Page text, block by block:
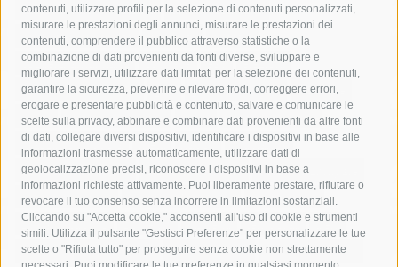
contenuti, utilizzare profili per la selezione di contenuti personalizzati,
misurare le prestazioni degli annunci, misurare le prestazioni dei
contenuti, comprendere il pubblico attraverso statistiche o la
combinazione di dati provenienti da fonti diverse, sviluppare e
migliorare i servizi, utilizzare dati limitati per la selezione dei contenuti,
garantire la sicurezza, prevenire e rilevare frodi, correggere errori,
erogare e presentare pubblicità e contenuto, salvare e comunicare le
scelte sulla privacy, abbinare e combinare dati provenienti da altre fonti
di dati, collegare diversi dispositivi, identificare i dispositivi in base alle
informazioni trasmesse automaticamente, utilizzare dati di
geolocalizzazione precisi, riconoscere i dispositivi in base a
informazioni richieste attivamente. Puoi liberamente prestare, rifiutare o
revocare il tuo consenso senza incorrere in limitazioni sostanziali.
Cliccando su "Accetta cookie," acconsenti all'uso di cookie e strumenti
simili. Utilizza il pulsante "Gestisci Preferenze" per personalizzare le tue
scelte o "Rifiuta tutto" per proseguire senza cookie non strettamente
castellammare di stabia
circumvesuviana
comune di sorrento
concerto
contagi
costiera amalfitana
covid-19 eav
elezioni
fondazione sorrento
gori guardia costiera
incidente
lavori
lorenzo balducelli mare
massa lubrense
massimo coppola
Meta napoli
ordinanza
penisola sorrentina
piano di sorrento
polizia municipale
protezione civile
Regione Campania
sant'agnello
sindaco cuomo
sorrento studenti temporali
treni
turismo
Vico Equense villa fiorentino vincenzo de luca